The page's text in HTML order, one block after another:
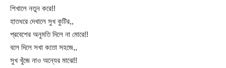
শিখালে নতুন করে!!
হাতধরে দেখালে সুখ কুটির,,
প্রবেশের অনুমতি দিলে না মোরে!!
বলে দিলে সখা কতো সহজে,,
সুখ খুঁজে নাও অন্যের মাঝে!!